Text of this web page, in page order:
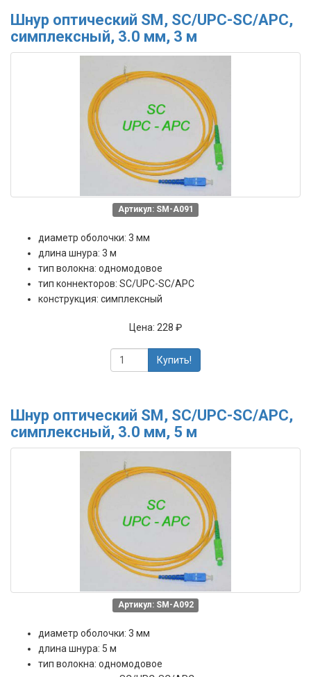
Шнур оптический SM, SC/UPC-SC/APC,
симплексный, 3.0 мм, 3 м
Артикул: SM-A091
диаметр оболочки: 3 мм
длина шнура: 3 м
тип волокна: одномодовое
тип коннекторов: SC/UPC-SC/APC
конструкция: симплексный
Цена: 228 ₽
Купить!
Шнур оптический SM, SC/UPC-SC/APC,
симплексный, 3.0 мм, 5 м
Артикул: SM-A092
диаметр оболочки: 3 мм
длина шнура: 5 м
тип волокна: одномодовое